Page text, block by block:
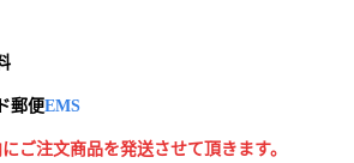
郵便EMS
ご注文商品を発送させて頂きます。